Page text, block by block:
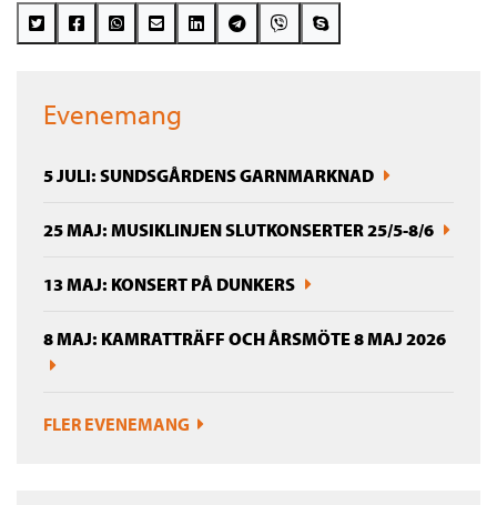
Evenemang
5 JULI: SUNDSGÅRDENS GARNMARKNAD
25 MAJ: MUSIKLINJEN SLUTKONSERTER 25/5-8/6
13 MAJ: KONSERT PÅ DUNKERS
8 MAJ: KAMRATTRÄFF OCH ÅRSMÖTE 8 MAJ 2026
FLER EVENEMANG